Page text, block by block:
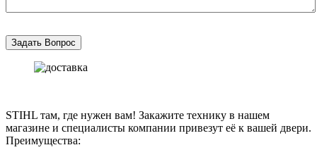
STIHL там, где нужен вам! Закажите технику в нашем
магазине и специалисты компании привезут её к вашей двери.
Преимущества: